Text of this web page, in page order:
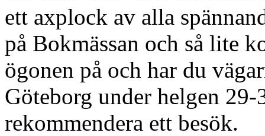
ett axplock av alla
på Bokmässan och så lite
ögonen på och har du
Göteborg under helgen
rekommendera ett besök.